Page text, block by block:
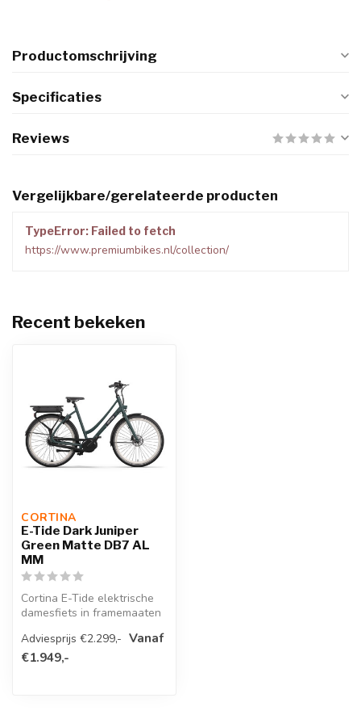
Productomschrijving
Specificaties
Reviews
Vergelijkbare/gerelateerde producten
TypeError: Failed to fetch
https://www.premiumbikes.nl/collection/
Recent bekeken
CORTINA
E-Tide Dark Juniper
Green Matte DB7 AL
MM
Cortina E-Tide elektrische
damesfiets in framemaaten
Da...
Adviesprijs €2.299,- Vanaf
€1.949,-